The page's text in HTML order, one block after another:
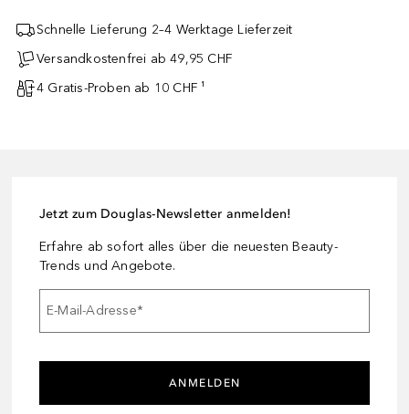
Schnelle Lieferung 2–4 Werktage Lieferzeit
Versandkostenfrei ab 49,95 CHF
4 Gratis-Proben ab 10 CHF ¹
Jetzt zum Douglas-Newsletter anmelden!
Erfahre ab sofort alles über die neuesten Beauty-
Trends und Angebote.
E-Mail-Adresse*
ANMELDEN